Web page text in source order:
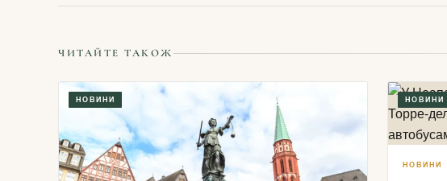
ЧИТАЙТЕ ТАКОЖ
НОВИНИ НОВИНИ
НОВИНИ